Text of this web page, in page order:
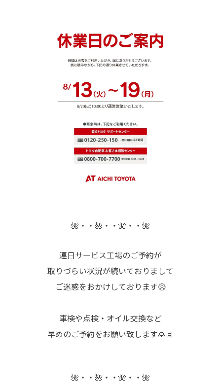
🌺・・🌺・・🌺・・🌺
連日サービス工場のご予約が
取りづらい状況が続いておりまして
ご迷惑をおかけしております😥
車検や点検・オイル交換など
早めのご予約をお願い致します🙏🏻
🌺・・🌺・・🌺・・🌺